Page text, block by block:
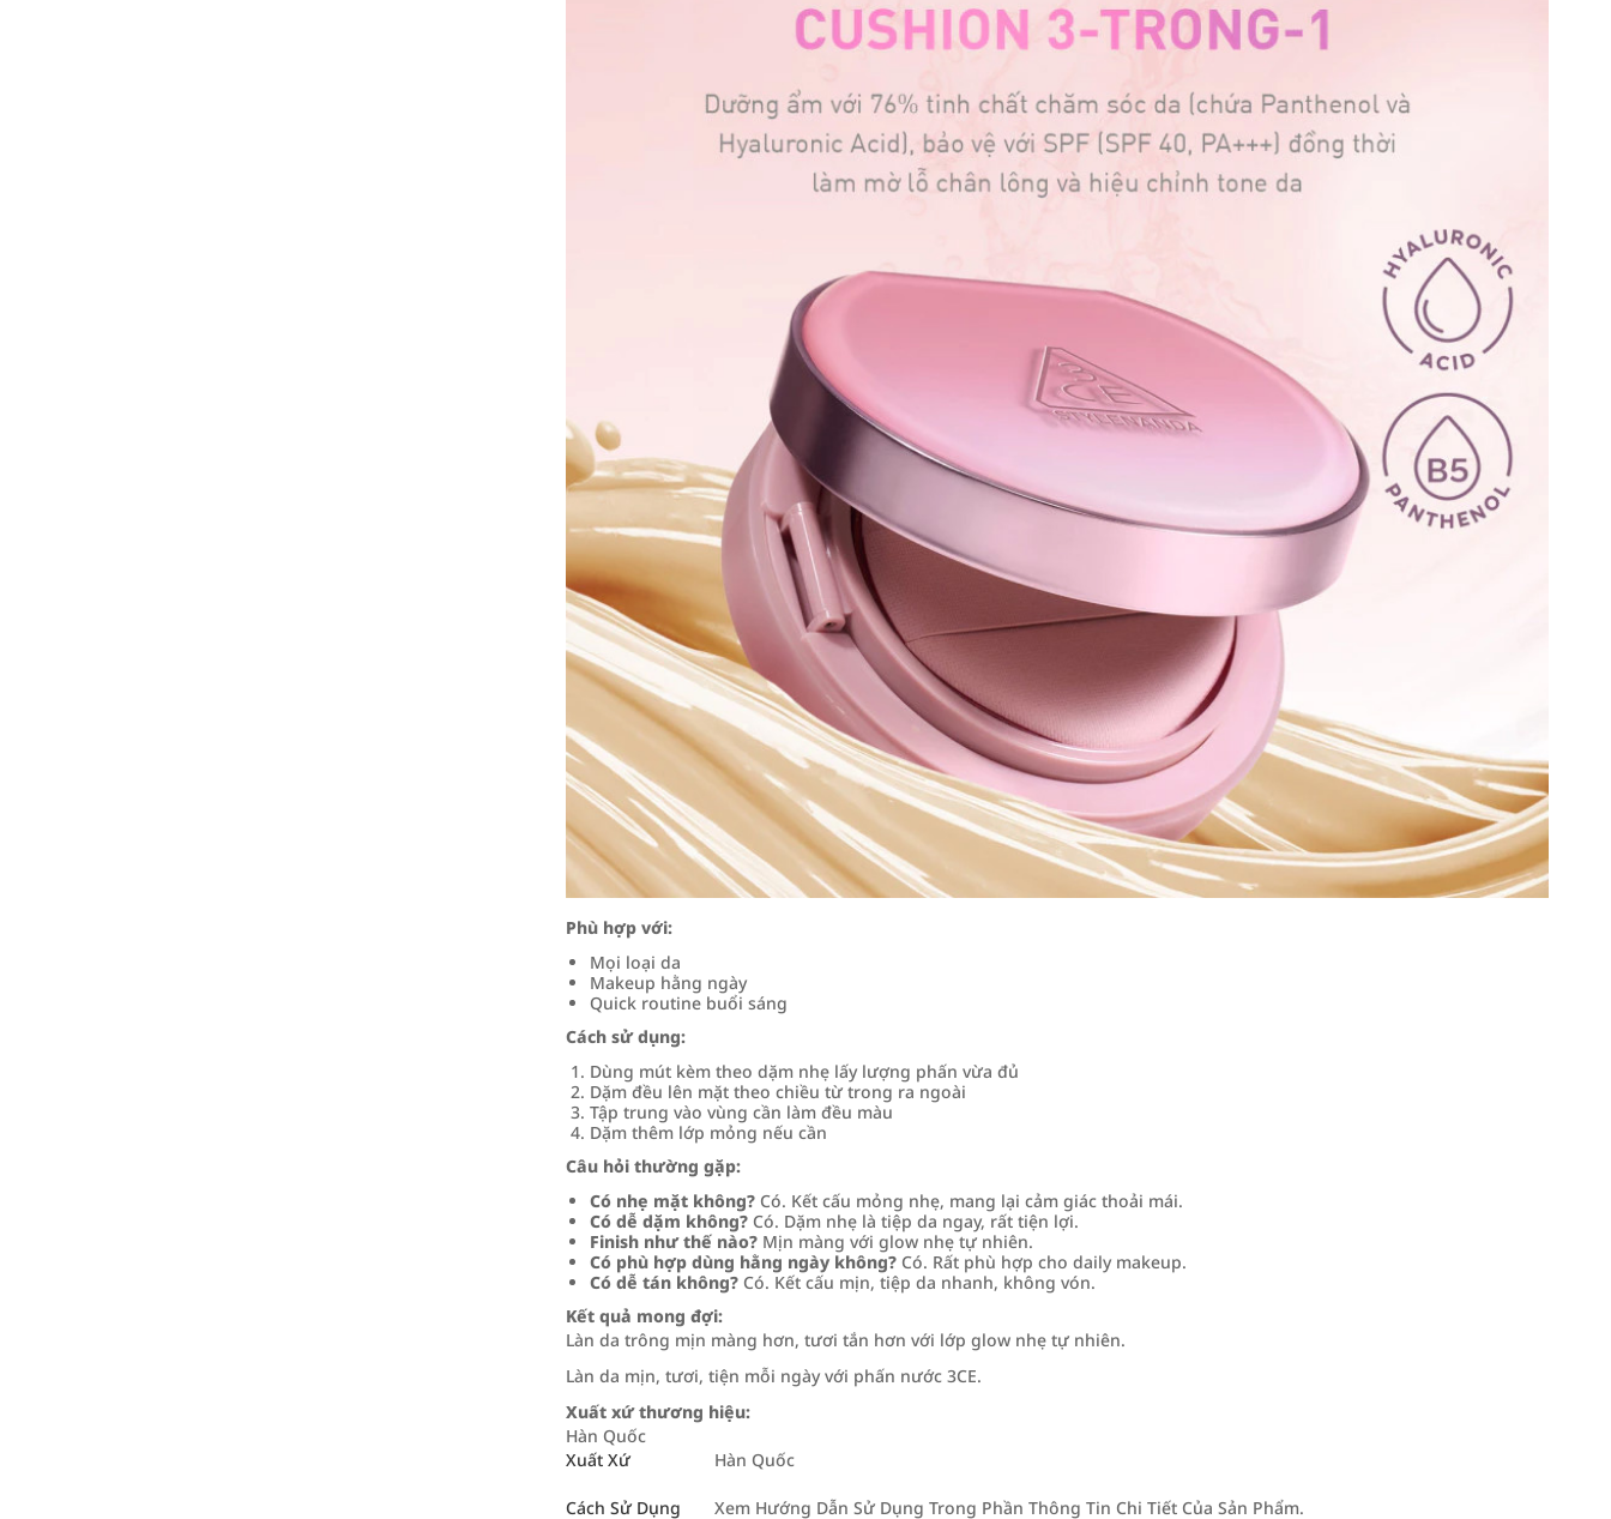
Phù hợp với:
Mọi loại da
Makeup hằng ngày
Quick routine buổi sáng
Cách sử dụng:
Dùng mút kèm theo dặm nhẹ lấy lượng phấn vừa đủ
Dặm đều lên mặt theo chiều từ trong ra ngoài
Tập trung vào vùng cần làm đều màu
Dặm thêm lớp mỏng nếu cần
Câu hỏi thường gặp:
Có nhẹ mặt không? Có. Kết cấu mỏng nhẹ, mang lại cảm giác thoải mái.
Có dễ dặm không? Có. Dặm nhẹ là tiệp da ngay, rất tiện lợi.
Finish như thế nào? Mịn màng với glow nhẹ tự nhiên.
Có phù hợp dùng hằng ngày không? Có. Rất phù hợp cho daily makeup.
Có dễ tán không? Có. Kết cấu mịn, tiệp da nhanh, không vón.
Kết quả mong đợi:
Làn da trông mịn màng hơn, tươi tắn hơn với lớp glow nhẹ tự nhiên.
Làn da mịn, tươi, tiện mỗi ngày với phấn nước 3CE.
Xuất xứ thương hiệu:
Hàn Quốc
Xuất Xứ
Hàn Quốc
Cách Sử Dụng Xem Hướng Dẫn Sử Dụng Trong Phần Thông Tin Chi Tiết Của Sản Phẩm.